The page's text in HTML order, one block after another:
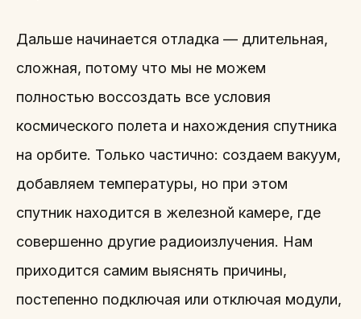
Дальше начинается отладка — длительная,
сложная, потому что мы не можем
полностью воссоздать все условия
космического полета и нахождения спутника
на орбите. Только частично: создаем вакуум,
добавляем температуры, но при этом
спутник находится в железной камере, где
совершенно другие радиоизлучения. Нам
приходится самим выяснять причины,
постепенно подключая или отключая модули,